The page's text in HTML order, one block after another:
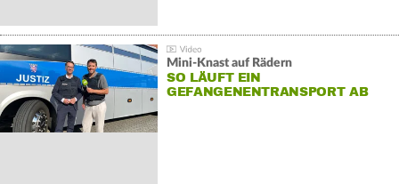
Mini-Knast auf Rädern
SO LÄUFT EIN
GEFANGENENTRANSPORT AB